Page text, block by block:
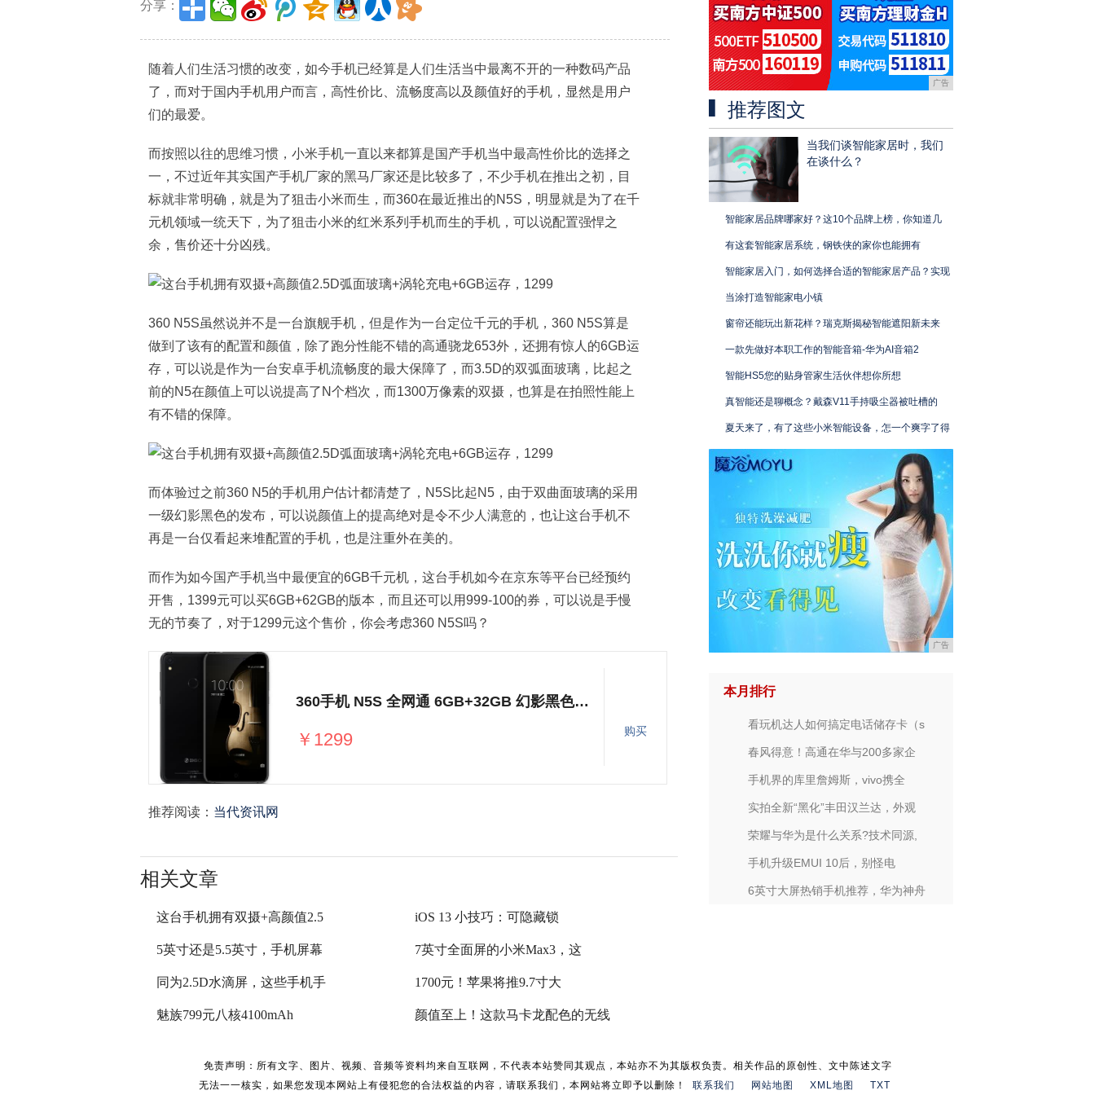
分享：
随着人们生活习惯的改变，如今手机已经算是人们生活当中最离不开的一种数码产品
了，而对于国内手机用户而言，高性价比、流畅度高以及颜值好的手机，显然是用户
们的最爱。
而按照以往的思维习惯，小米手机一直以来都算是国产手机当中最高性价比的选择之
一，不过近年其实国产手机厂家的黑马厂家还是比较多了，不少手机在推出之初，目
标就非常明确，就是为了狙击小米而生，而360在最近推出的N5S，明显就是为了在千
元机领域一统天下，为了狙击小米的红米系列手机而生的手机，可以说配置强悍之
余，售价还十分凶残。
360 N5S虽然说并不是一台旗舰手机，但是作为一台定位千元的手机，360 N5S算是
做到了该有的配置和颜值，除了跑分性能不错的高通骁龙653外，还拥有惊人的6GB运
存，可以说是作为一台安卓手机流畅度的最大保障了，而3.5D的双弧面玻璃，比起之
前的N5在颜值上可以说提高了N个档次，而1300万像素的双摄，也算是在拍照性能上
有不错的保障。
而体验过之前360 N5的手机用户估计都清楚了，N5S比起N5，由于双曲面玻璃的采用
一级幻影黑色的发布，可以说颜值上的提高绝对是令不少人满意的，也让这台手机不
再是一台仅看起来堆配置的手机，也是注重外在美的。
而作为如今国产手机当中最便宜的6GB千元机，这台手机如今在京东等平台已经预约
开售，1399元可以买6GB+62GB的版本，而且还可以用999-100的券，可以说是手慢
无的节奏了，对于1299元这个售价，你会考虑360 N5S吗？
360手机 N5S 全网通 6GB+32GB 幻影黑色 移动联通电信4G手机 双卡双待
￥1299 购买
推荐阅读： 当代资讯网
相关文章
这台手机拥有双摄+高颜值2.5 iOS 13 小技巧：可隐藏锁
5英寸还是5.5英寸，手机屏幕 7英寸全面屏的小米Max3，这
同为2.5D水滴屏，这些手机手 1700元！苹果将推9.7寸大
魅族799元八核4100mAh 颜值至上！这款马卡龙配色的无线
广告
推荐图文
当我们谈智能家居时，我们
在谈什么？
智能家居品牌哪家好？这10个品牌上榜，你知道几
有这套智能家居系统，钢铁侠的家你也能拥有
智能家居入门，如何选择合适的智能家居产品？实现
当涂打造智能家电小镇
窗帘还能玩出新花样？瑞克斯揭秘智能遮阳新未来
一款先做好本职工作的智能音箱-华为AI音箱2
智能HS5您的贴身管家生活伙伴想你所想
真智能还是聊概念？戴森V11手持吸尘器被吐槽的
夏天来了，有了这些小米智能设备，怎一个爽字了得
广告
本月排行
看玩机达人如何搞定电话储存卡（s
春风得意！高通在华与200多家企
手机界的库里詹姆斯，vivo携全
实拍全新“黑化”丰田汉兰达，外观
荣耀与华为是什么关系?技术同源,
手机升级EMUI 10后，别怪电
6英寸大屏热销手机推荐，华为神舟
免责声明：所有文字、图片、视频、音频等资料均来自互联网，不代表本站赞同其观点，本站亦不为其版权负责。相关作品的原创性、文中陈述文字
无法一一核实，如果您发现本网站上有侵犯您的合法权益的内容，请联系我们，本网站将立即予以删除！
联系我们 网站地图 XML地图 TXT